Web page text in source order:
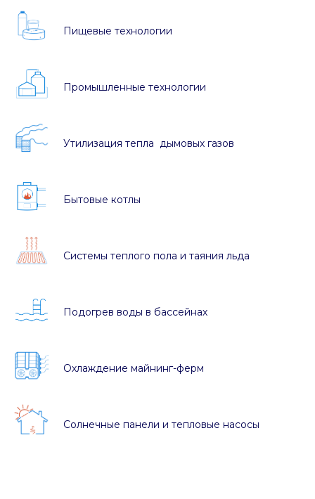
Пищевые технологии
Промышленные технологии
Утилизация тепла дымовых газов
Бытовые котлы
Системы теплого пола и таяния льда
Подогрев воды в бассейнах
Охлаждение майнинг-ферм
Солнечные панели и тепловые насосы